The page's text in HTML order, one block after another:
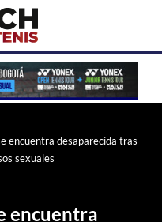
encuentra desaparecida tras
sexuales
encuentra